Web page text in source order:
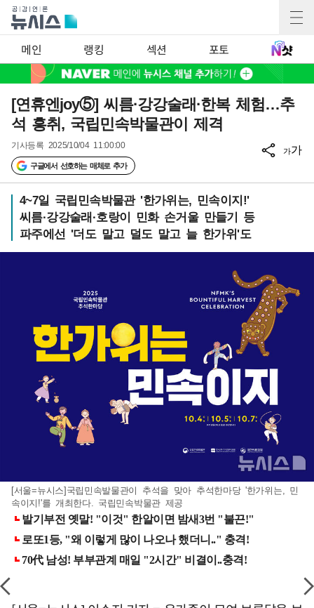
메인 랭킹 섹션 포토
[연휴엔joy⑤] 씨름·강강술래·한복 체험…추
석 흥취, 국립민속박물관이 제격
기사등록 2025/10/04 11:00:00
구글에서 선호하는 매체로 추가
가가
4~7일 국립민속박물관 '한가위는, 민속이지!'
씨름·강강술래·호랑이 민화 손거울 만들기 등
파주에선 '더도 말고 덜도 말고 늘 한가위'도
[서울=뉴시스]국립민속발물관이 추석을 맞아 추석한마당 '한가위는, 민
속이지!'를 개최한다. 국립민속박물관 제공